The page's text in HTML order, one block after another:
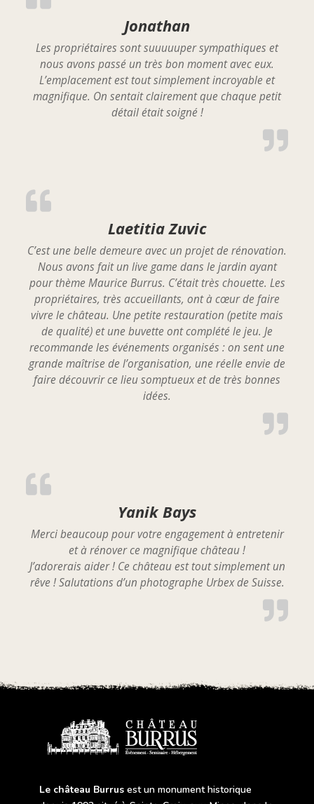
Jonathan
Les propriétaires sont suuuuuper sympathiques et
nous avons passé un très bon moment avec eux.
L’emplacement est tout simplement incroyable et
magnifique. On sentait clairement que chaque petit
détail était soigné !
Laetitia Zuvic
C’est une belle demeure avec un projet de rénovation.
Nous avons fait un live game dans le jardin ayant
pour thème Maurice Burrus. C’était très chouette. Les
propriétaires, très accueillants, ont à cœur de faire
vivre le château. Une petite restauration (petite mais
de qualité) et une buvette ont complété le jeu. Je
recommande les événements organisés : on sent une
grande maîtrise de l’organisation, une réelle envie de
faire découvrir ce lieu somptueux et de très bonnes
idées.
Yanik Bays
Merci beaucoup pour votre engagement à entretenir
et à rénover ce magnifique château !
J’adorerais aider ! Ce château est tout simplement un
rêve ! Salutations d’un photographe Urbex de Suisse.
Le château Burrus est un monument historique